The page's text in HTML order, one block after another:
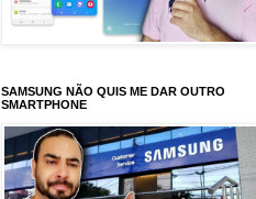
SAMSUNG NÃO QUIS ME DAR OUTRO
SMARTPHONE